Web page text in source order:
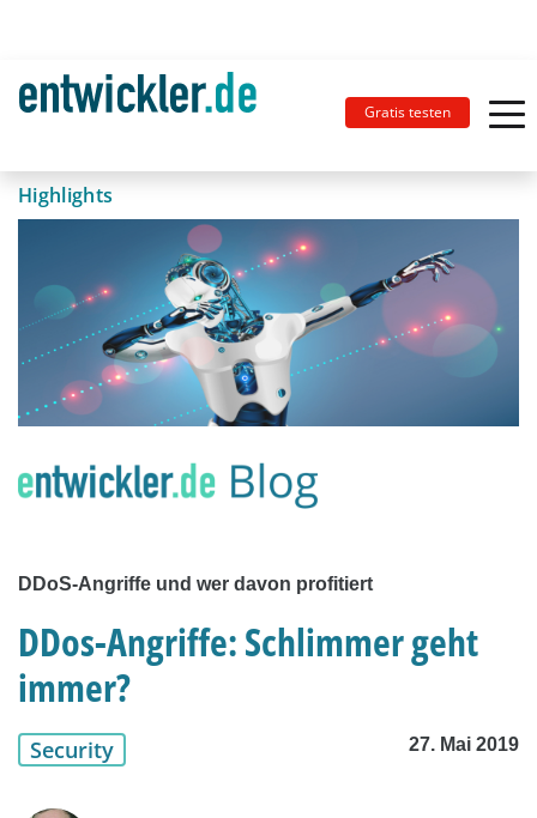
Gratis testen
Highlights
DDoS-Angriffe und wer davon profitiert
DDos-Angriffe: Schlimmer geht
immer?
Security 27. Mai 2019